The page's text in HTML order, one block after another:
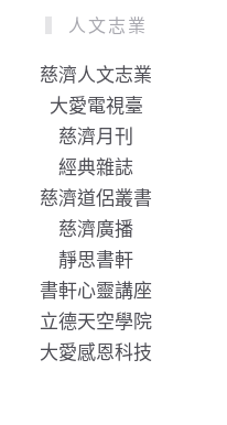
人文志業
慈濟人文志業
大愛電視臺
慈濟月刊
經典雜誌
慈濟道侶叢書
慈濟廣播
靜思書軒
書軒心靈講座
立德天空學院
大愛感恩科技